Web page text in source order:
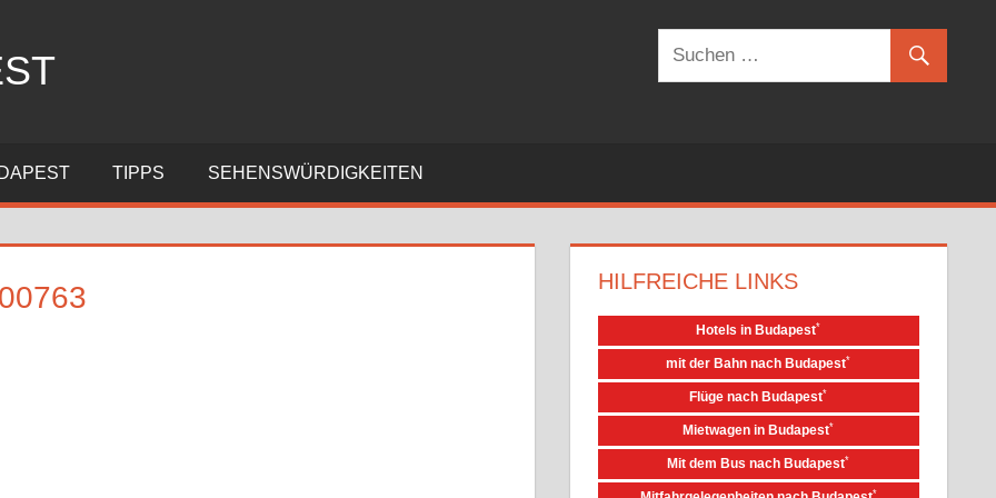
TIPPS SEHENSWÜRDIGKEITEN
HILFREICHE LINKS
Hotels in Budapest*
mit der Bahn nach Budapest*
Flüge nach Budapest*
Mietwagen in Budapest*
Mit dem Bus nach Budapest*
*